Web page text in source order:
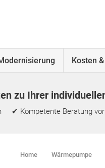
Kosten
zu Ihrer
✔ Kompetente Beratung
Home Wärmepumpe